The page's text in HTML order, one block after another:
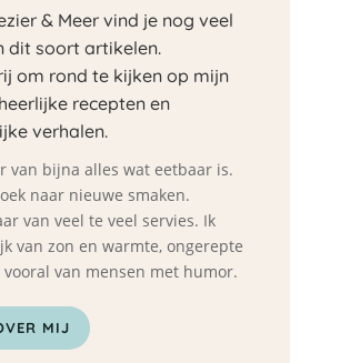
& Meer vind je nog veel
dit soort artikelen.
om rond te kijken op mijn
recepten en
verhalen.
van bijna alles wat eetbaar is.
naar nieuwe smaken.
van veel te veel servies. Ik
van zon en warmte, ongerepte
van mensen met humor.
MIJ